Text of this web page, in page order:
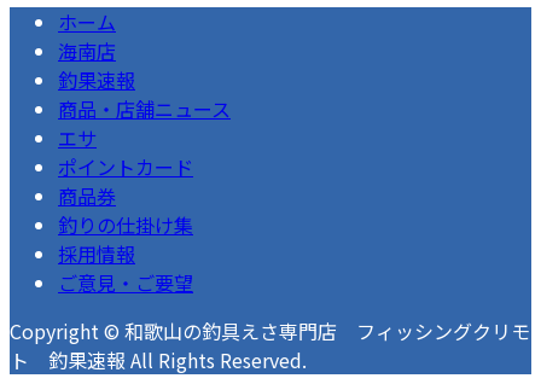
ホーム
海南店
釣果速報
商品・店舗ニュース
エサ
ポイントカード
商品券
釣りの仕掛け集
採用情報
ご意見・ご要望
Copyright © 和歌山の釣具えさ専門店 フィッシングクリモ
ト 釣果速報 All Rights Reserved.